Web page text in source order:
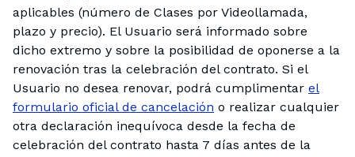
aplicables (número de Clases por Videollamada,
plazo y precio). El Usuario será informado sobre
dicho extremo y sobre la posibilidad de oponerse a la
renovación tras la celebración del contrato. Si el
Usuario no desea renovar, podrá cumplimentar el
formulario oficial de cancelación o realizar cualquier
otra declaración inequívoca desde la fecha de
celebración del contrato hasta 7 días antes de la